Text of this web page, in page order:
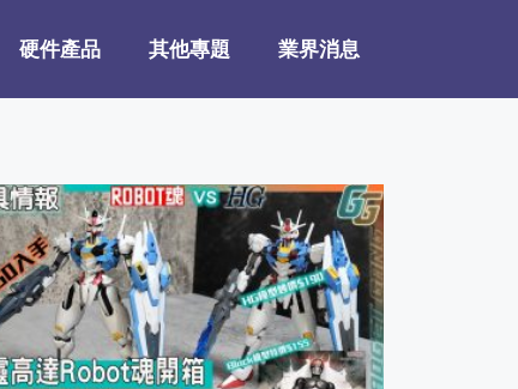
硬件產品 其他專題 業界消息